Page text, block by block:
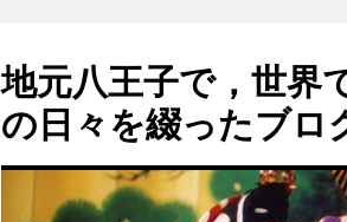
地元八王子で，世界
の日々を綴ったブロ